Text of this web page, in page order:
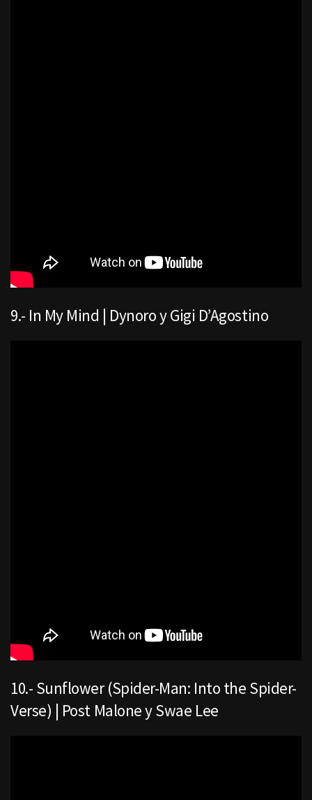
9.- In My Mind | Dynoro y Gigi D’Agostino
10.- Sunflower (Spider-Man: Into the Spider-
Verse) | Post Malone y Swae Lee